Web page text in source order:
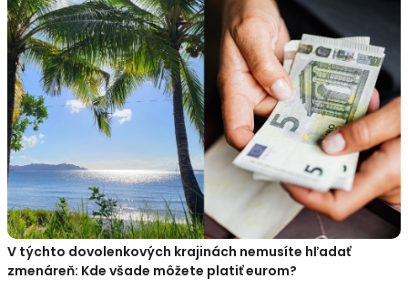
V týchto dovolenkových krajinách nemusíte hľadať
zmenáreň: Kde všade môžete platiť eurom?